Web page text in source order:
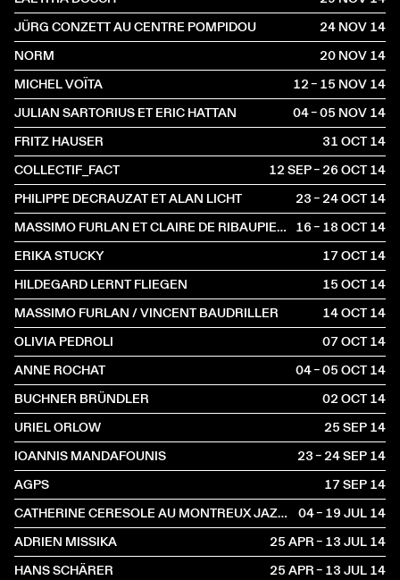
JÜRG CONZETT AU CENTRE POMPIDOU
24 NOV2014
NORM
20 NOV2014
MICHEL VOÏTA
12 – 15 NOV2014
JULIAN SARTORIUS ET ERIC HATTAN
04 – 05 NOV2014
FRITZ HAUSER
31 OCT2014
COLLECTIF_FACT
12 SEP – 26 OCT2014
PHILIPPE DECRAUZAT ET ALAN LICHT
23 – 24 OCT2014
MASSIMO FURLAN ET CLAIRE DE RIBAUPIERRE AU TCI 16 – 18 OCT2014
ERIKA STUCKY
17 OCT2014
HILDEGARD LERNT FLIEGEN
15 OCT2014
MASSIMO FURLAN / VINCENT BAUDRILLER
14 OCT2014
OLIVIA PEDROLI
07 OCT2014
ANNE ROCHAT
04 – 05 OCT2014
BUCHNER BRÜNDLER
02 OCT2014
URIEL ORLOW
25 SEP2014
IOANNIS MANDAFOUNIS
23 – 24 SEP2014
AGPS
17 SEP2014
CATHERINE CERESOLE AU MONTREUX JAZZ FESTIVAL
04 – 19 JUL2014
ADRIEN MISSIKA
25 APR – 13 JUL2014
HANS SCHÄRER
25 APR – 13 JUL2014